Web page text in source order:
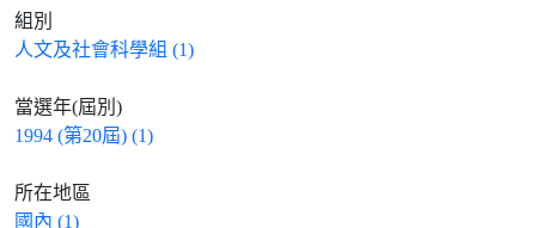
組別
人文及社會科學組 (1)
當選年(屆別)
1994 (第20屆) (1)
所在地區
國內 (1)